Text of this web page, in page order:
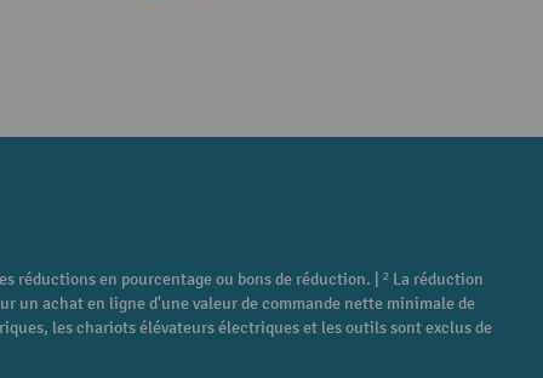
réductions en pourcentage ou bons de réduction. | ² La réduction
un achat en ligne d'une valeur de commande nette minimale de
les chariots élévateurs électriques et les outils sont exclus de